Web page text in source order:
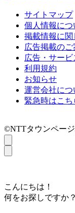
サイトマップ
個人情報につ
掲載情報に関
広告掲載のご
広告・サー
利用規約
お知らせ
運営会社につ
緊急時はこち
©NTTタウンページ
こんにちは！
何をお探しですか？